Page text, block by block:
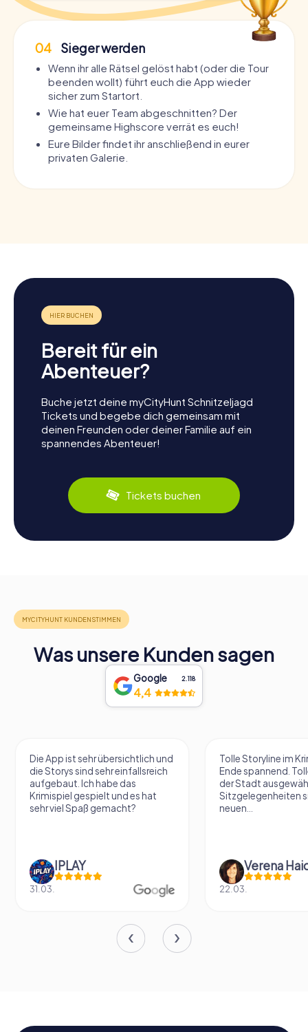
04 Sieger werden
Wenn ihr alle Rätsel gelöst habt (oder die Tour
beenden wollt) führt euch die App wieder
sicher zum Startort.
Wie hat euer Team abgeschnitten? Der
gemeinsame Highscore verrät es euch!
Eure Bilder findet ihr anschließend in eurer
privaten Galerie.
Bereit für ein
Abenteuer?
Buche jetzt deine myCityHunt Schnitzeljagd
Tickets und begebe dich gemeinsam mit
deinen Freunden oder deiner Familie auf ein
spannendes Abenteuer!
Tickets buchen
Was unsere Kunden sagen
Google 2.118
4,4
Die App ist sehr übersichtlich und
die Storys sind sehr einfallsreich
aufgebaut. Ich habe das
Krimispiel gespielt und es hat
sehr viel Spaß gemacht?
IPLAY
31.03.
Tolle Storyline im
Ende spannend.
der Stadt
Sitzgelegenheiten
neuen...
22.03.